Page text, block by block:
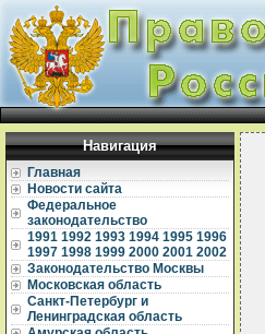
Навигация
Главная
Новости сайта
Федеральное
законодательство
1991 1992 1993 1994 1995 1996
1997 1998 1999 2000 2001 2002
Законодательство Москвы
Московская область
Санкт-Петербург и
Ленинградская область